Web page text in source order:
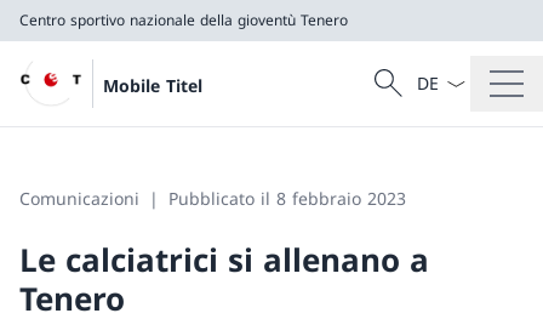
Centro sportivo nazionale della gioventù Tenero
Mobile Titel
Cercare
Ricerca
Dal menu a
Comunicazioni Pubblicato il 8 febbraio 2023
Le calciatrici si allenano a
Tenero